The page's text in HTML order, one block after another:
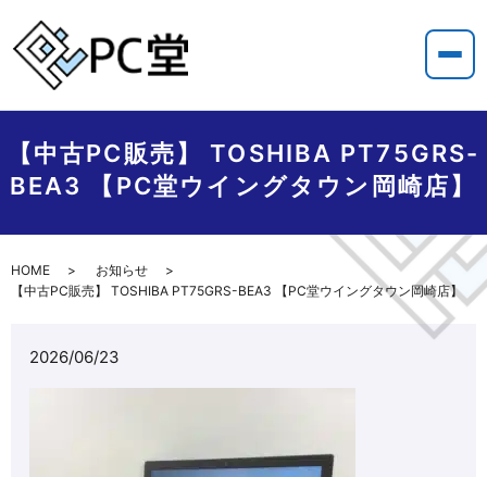
【中古PC販売】 TOSHIBA PT75GRS-
BEA3 【PC堂ウイングタウン岡崎店】
HOME
お知らせ
【中古PC販売】 TOSHIBA PT75GRS-BEA3 【PC堂ウイングタウン岡崎店】
2026/06/23